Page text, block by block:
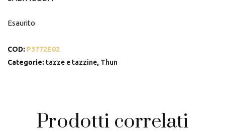
Esaurito
COD: P3772E02
Categorie: tazze e tazzine, Thun
Prodotti correlati